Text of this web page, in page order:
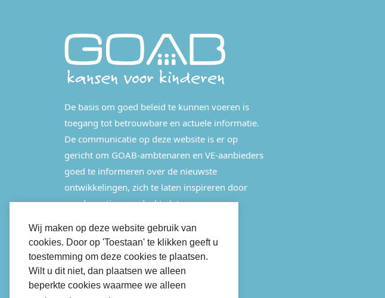
Wij maken op deze website gebruik van
cookies. Door op 'Toestaan' te klikken geeft u
toestemming om deze cookies te plaatsen.
Wilt u dit niet, dan plaatsen we alleen
beperkte cookies waarmee we alleen
De basis om goed beleid te kunnen voeren is
toegang tot betrouwbare en actuele informatie.
De communicatie op deze website is er op
gericht om GOAB-ambtenaren en VE-aanbieders
goed te informeren over de nieuwste
ontwikkelingen, zich te laten inspireren door
good practices en deel te laten nemen aan
LINKEDIN